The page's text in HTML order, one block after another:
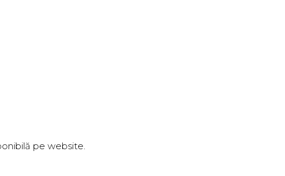
pe website.